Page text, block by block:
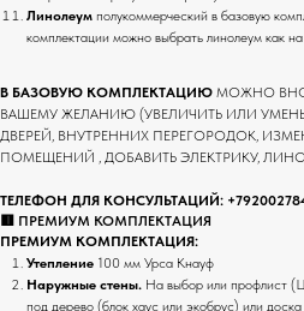
Линолеум полукоммерческий в базовую
комплектации можно выбрать линолеум как
В БАЗОВУЮ КОМПЛЕКТАЦИЮ МОЖНО
ВАШЕМУ ЖЕЛАНИЮ (УВЕЛИЧИТЬ ИЛИ
ДВЕРЕЙ, ВНУТРЕННИХ ПЕРЕГОРОДОК,
ПОМЕЩЕНИЙ , ДОБАВИТЬ ЭЛЕКТРИКУ,
ТЕЛЕФОН ДЛЯ КОНСУЛЬТАЦИЙ:
🟥 ПРЕМИУМ КОМПЛЕКТАЦИЯ
ПРЕМИУМ КОМПЛЕКТАЦИЯ:
Утепление 100 мм Урса Кнауф
Наружные стены. На выбор или профлист
под дерево (блок хаус или экобрус) или